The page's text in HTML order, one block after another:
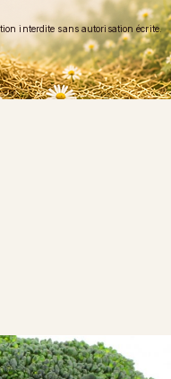
interdite sans autorisation écrite.